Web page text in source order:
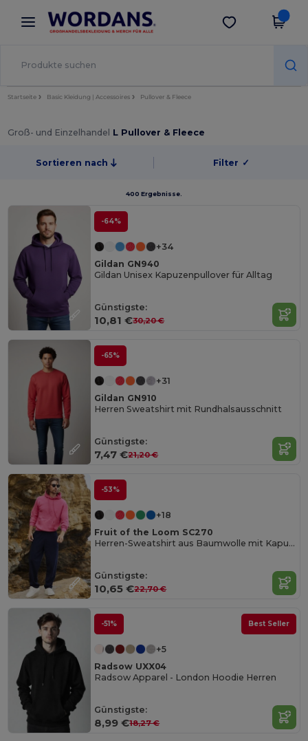
× Wordans App
Bessere Preise in der App!
App holen
Startseite Basic Kleidung | Accessoires Pullover & Fleece
Groß- und Einzelhandel L Pullover & Fleece
Sortieren nach Filter ✓
400 Ergebnisse.
-64%
+34
Gildan GN940
Gildan Unisex Kapuzenpullover für Alltag
Günstigste:
10,81 €30,20 €
-65%
+31
Gildan GN910
Herren Sweatshirt mit Rundhalsausschnitt
Günstigste:
7,47 €21,20 €
-53%
+18
Fruit of the Loom SC270
Herren-Sweatshirt aus Baumwolle mit Kapuze
Günstigste:
10,65 €22,70 €
-51% Best Seller
+5
Radsow UXX04
Radsow Apparel - London Hoodie Herren
Günstigste:
8,99 €18,27 €